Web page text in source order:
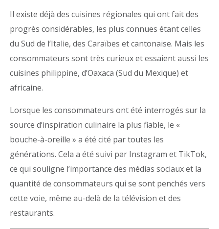
Il existe déjà des cuisines régionales qui ont fait des
progrès considérables, les plus connues étant celles
du Sud de l’Italie, des Caraïbes et cantonaise. Mais les
consommateurs sont très curieux et essaient aussi les
cuisines philippine, d’Oaxaca (Sud du Mexique) et
africaine.
Lorsque les consommateurs ont été interrogés sur la
source d’inspiration culinaire la plus fiable, le «
bouche-à-oreille » a été cité par toutes les
générations. Cela a été suivi par Instagram et TikTok,
ce qui souligne l’importance des médias sociaux et la
quantité de consommateurs qui se sont penchés vers
cette voie, même au-delà de la télévision et des
restaurants.